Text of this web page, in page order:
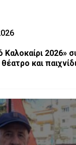
Καλοκαίρι 2026»
και